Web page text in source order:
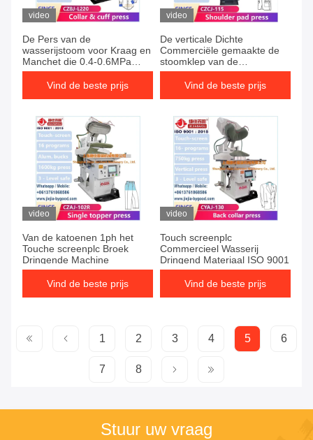
video
De Pers van de
wasserijstoom voor Kraag en
Manchet die 0.4-0.6MPa
strijken 380 Voltitalië
Gemaakte Klep Verschillend
Vind de beste prijs
video
De verticale Dichte
Commerciële gemaakte de
stoomklep van de
kostuumpers 0.4-0.6MPa
Italië verschillend soort
Vind de beste prijs
video
Van de katoenen 1ph het
Touche screenplc Broek
Dringende Machine
Vind de beste prijs
video
Touch screenplc
Commercieel Wasserij
Dringend Materiaal ISO 9001
Vind de beste prijs
1 2 3 4 5 6
7 8
Stuur uw vraag